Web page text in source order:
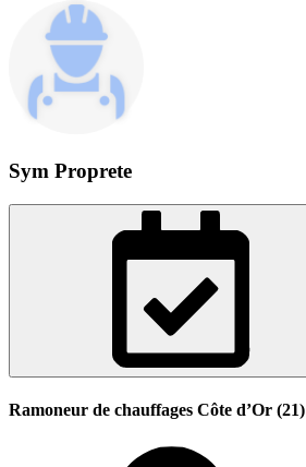
Sym Proprete
Ramoneur de chauffages Côte d’Or (21)